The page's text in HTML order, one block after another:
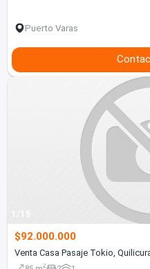
Puerto Varas
1/15
$92.000.000
Venta Casa Pasaje Tokio,
2